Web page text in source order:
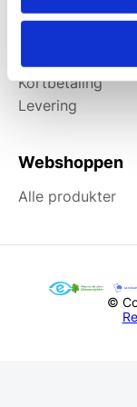
Information
Kortbetaling
Levering
Webshoppen
Alle produkter
©